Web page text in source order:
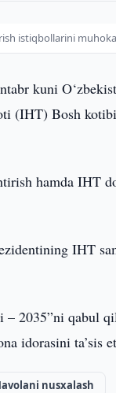
istiqbollarini
kuni
(IHT) Bosh
hamda IHT
IHT
2035”ni qabul
idorasini ta’sis
nusxalash